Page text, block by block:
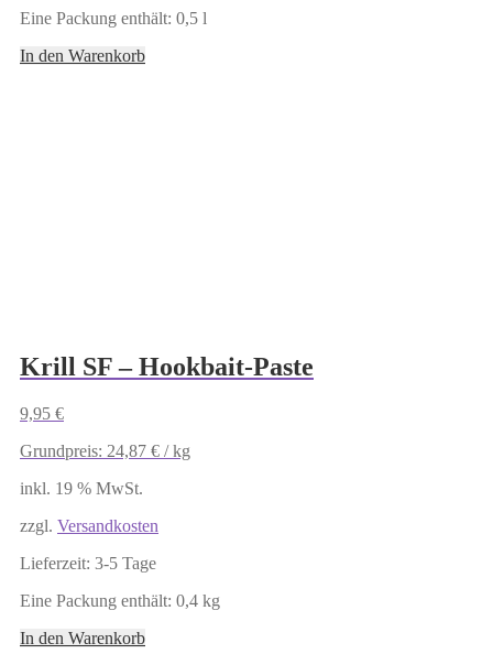
Eine Packung enthält: 0,5 l
In den Warenkorb
Krill SF – Hookbait-Paste
9,95 €
Grundpreis: 24,87 € /kg
inkl. 19 % MwSt.
zzgl. Versandkosten
Lieferzeit: 3-5 Tage
Eine Packung enthält: 0,4 kg
In den Warenkorb